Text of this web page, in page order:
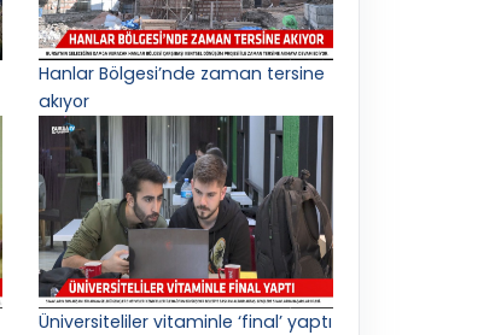
Hanlar Bölgesi’nde zaman tersine
akıyor
Üniversiteliler vitaminle ‘final’ yaptı